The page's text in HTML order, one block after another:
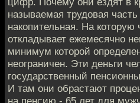
называемая трудовая
накопительная. На которую
откладывает ежемесячно
минимум которой
неограничен. Эти деньги
государственный
И там они обрастают
на пенсию - 65 лет для